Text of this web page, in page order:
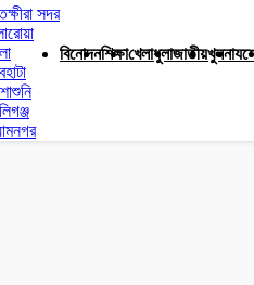
সদর
বিনোদনশিক্ষাখেলাধুলাজাতীয়খুলনা